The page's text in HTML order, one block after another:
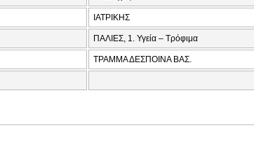
ΙΑΤΡΙΚΗΣ
ΠΑΛΙΕΣ, 1. Υγεία – Τρόφιμα
ΤΡΑΜΜΑ ΔΕΣΠΟΙΝΑ ΒΑΣ.